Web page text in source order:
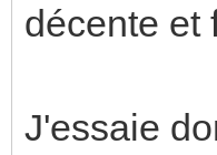
décente et
J'essaie